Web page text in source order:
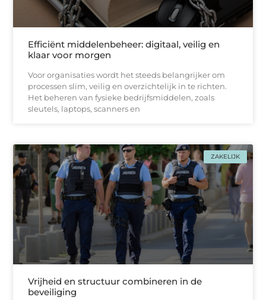
Efficiënt middelenbeheer: digitaal, veilig en
klaar voor morgen
Voor organisaties wordt het steeds belangrijker om
processen slim, veilig en overzichtelijk in te richten.
Het beheren van fysieke bedrijfsmiddelen, zoals
sleutels, laptops, scanners en
ZAKELIJK
Vrijheid en structuur combineren in de
beveiliging